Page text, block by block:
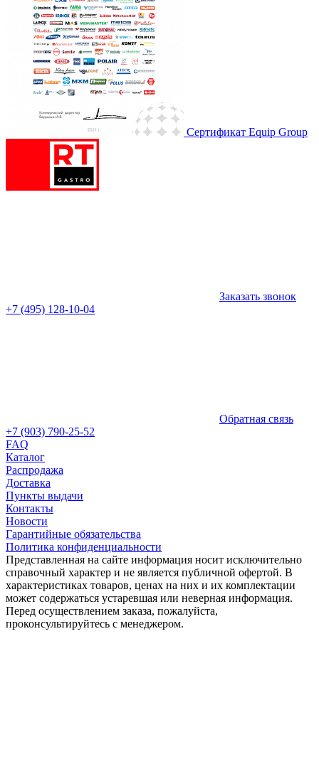
Сертификат Equip Group
Заказать звонок
+7 (495) 128-10-04
Обратная связь
+7 (903) 790-25-52
FAQ
Каталог
Распродажа
Доставка
Пункты выдачи
Контакты
Новости
Гарантийные обязательства
Политика конфиденциальности
Представленная на сайте информация носит исключительно
справочный характер и не является публичной офертой. В
характеристиках товаров, ценах на них и их комплектации
может содержаться устаревшая или неверная информация.
Перед осуществлением заказа, пожалуйста,
проконсультируйтесь с менеджером.